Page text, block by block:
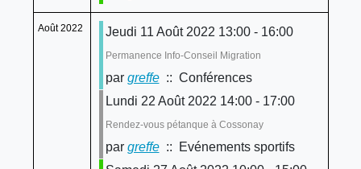
Août 2022 Jeudi 11 Août 2022 13:00 - 16:00
Permanence Info-Conseil Migration
par greffe:: Conférences
Lundi 22 Août 2022 14:00 - 17:00
Rendez-vous pétanque à Cossonay
par greffe:: Evénements sportifs